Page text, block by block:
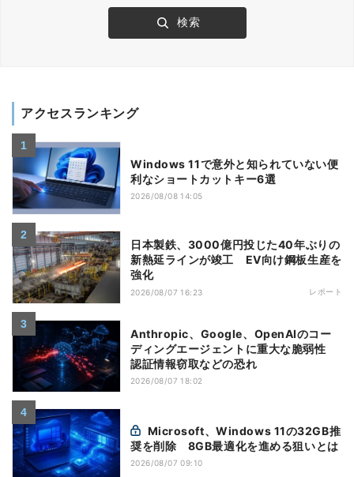
アクセスランキング
Windows 11で意外と知られていない便
利なショートカットキー6選
2026/08/08 14:05
日本製鉄、3000億円投じた40年ぶりの
新熱延ラインが竣工 EV向け鋼板生産を
強化
2026/08/07 16:23 レポート
Anthropic、Google、OpenAIのコー
ディングエージェントに重大な脆弱性
認証情報窃取などの恐れ
2026/08/07 18:02
奨を削除 8GB最適化を進める狙いとは
2026/08/07 09:10